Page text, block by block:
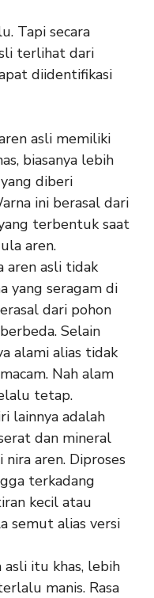
Tapi secara
terlihat dari
diidentifikasi
asli memiliki
biasanya lebih
diberi
ini berasal dari
terbentuk saat
aren.
aren asli tidak
yang seragam di
dari pohon
Selain
alami alias tidak
Nah alam
tetap.
lainnya adalah
dan mineral
aren. Diproses
terkadang
kecil atau
semut alias versi
asli itu khas, lebih
manis. Rasa